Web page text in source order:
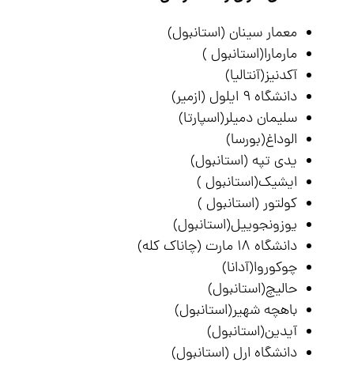
معمار سینان (استانبول)
مارمارا(استانبول )
آکدنیز(آنتالیا)
دانشگاه ۹ ایلول (ازمیر)
سلیمان دمیلر(اسپارتا)
الوداغ(بورسا)
یدی تپه (استانبول)
ایشیک(استانبول )
کولتور (استانبول )
یوزونجوییل(استانبول)
دانشگاه ۱۸ مارت (چاناک کله)
چوکوروا(آدانا)
حالیچ(استانبول)
باهچه شهیر(استانبول)
آیدین(استانبول)
دانشگاه ارل (استانبول)